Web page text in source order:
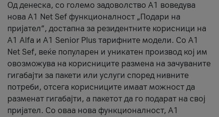
Од денеска, со големо задоволство А1 воведува
нова A1 Net Sef функционалност „Подари на
пријател“, достапна за резидентните корисници на
А1 Alfa и A1 Senior Plus тарифните модели. Со A1
Net Sef, веќе популарен и уникатен производ кој им
овозможува на корисниците размена на зачуваните
гигабајти за пакети или услуги според нивните
потреби, отсега корисниците имаат можност да
разменат гигабајти, а пакетот да го подарат на свој
пријател. Со оваа нова функционалност, А1